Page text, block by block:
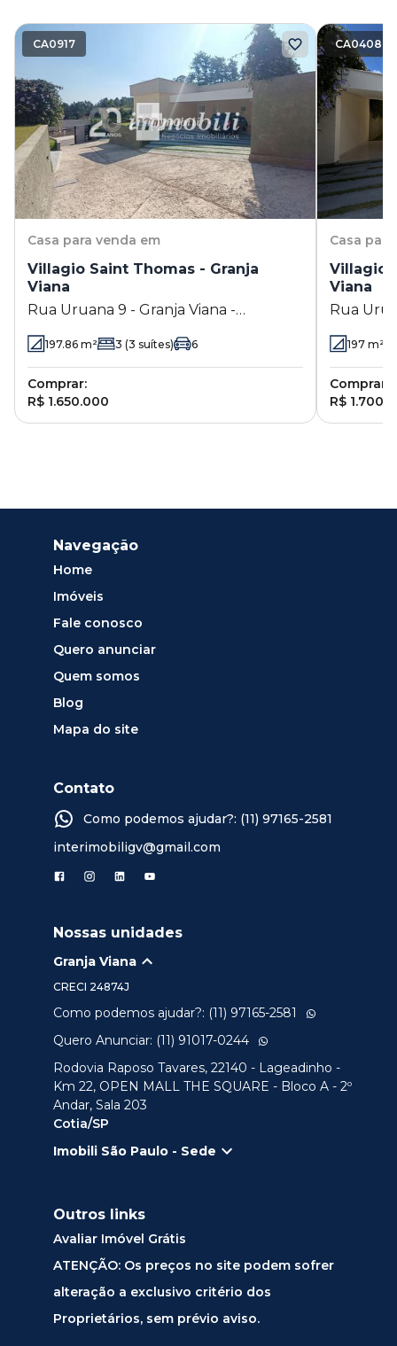
CA0917
Casa para venda em
Villagio Saint Thomas - Granja
Viana
Rua Uruana 9 - Granja Viana -
Carapicuíba - SP
197.86 m² 3 (3 suítes) 6
Comprar:
R$ 1.650.000
CA0408
Casa
Villagio
Viana
Rua
197 m²
Comprar:
R$
Navegação
Home
Imóveis
Fale conosco
Quero anunciar
Quem somos
Blog
Mapa do site
Contato
Como podemos ajudar?: (11) 97165-2581
interimobiligv@gmail.com
Nossas unidades
Granja Viana
CRECI 24874J
Como podemos ajudar?: (11) 97165-2581
Quero Anunciar: (11) 91017-0244
Rodovia Raposo Tavares, 22140 - Lageadinho -
Km 22, OPEN MALL THE SQUARE - Bloco A - 2º
Andar, Sala 203
Cotia/SP
Imobili São Paulo - Sede
Outros links
Avaliar Imóvel Grátis
ATENÇÃO: Os preços no site podem sofrer
alteração a exclusivo critério dos
Proprietários, sem prévio aviso.